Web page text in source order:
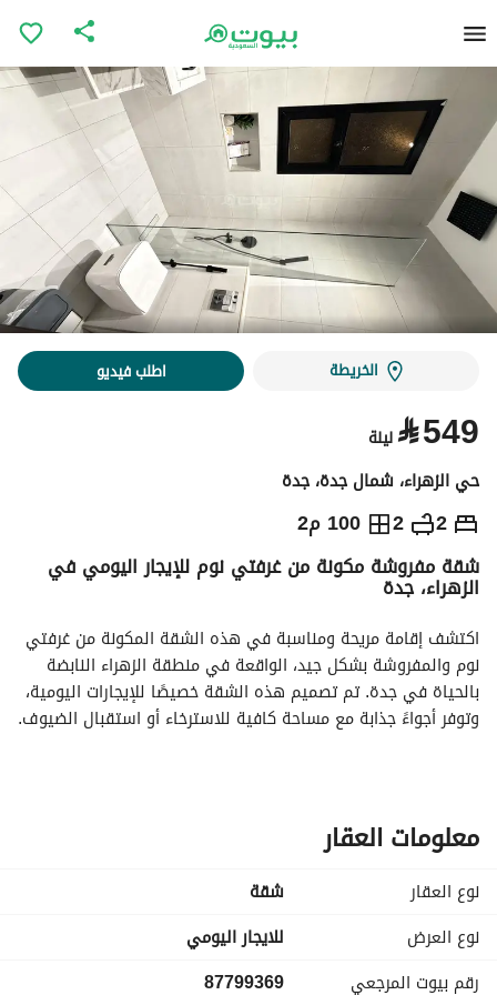
الخريطة اطلب فيديو
⃁549 ليلة
حي الزهراء، شمال جدة، جدة
2
2 100 م2 ⃁
549يومياً
السياحة الاماكن القريبة
شقة مفروشة مكونة من غرفتي نوم للإيجار اليومي في
الزهراء، جدة
وتوفر أجواءً جذابة مع مساحة كافية للاسترخاء أو استقبال الضيوف.
بأسرة مريحة ومساحات تخزين وفيرة.
والوظائف.
المعيشة، مما يوفر بيئة واسعة للنشاطات اليومية.
معلومات العقار
نوع العقار
شقة
نوع العرض
للايجار اليومي
رقم بيوت المرجعي
87799369